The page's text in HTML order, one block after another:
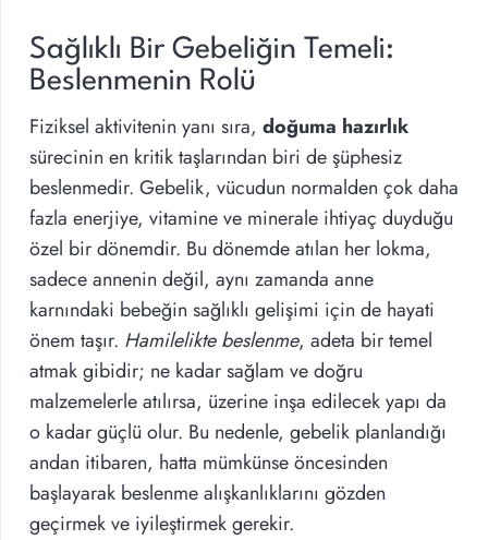
Sağlıklı Bir Gebeliğin Temeli:
Beslenmenin Rolü
Fiziksel aktivitenin yanı sıra, doğuma hazırlık
sürecinin en kritik taşlarından biri de şüphesiz
beslenmedir. Gebelik, vücudun normalden çok daha
fazla enerjiye, vitamine ve minerale ihtiyaç duyduğu
özel bir dönemdir. Bu dönemde atılan her lokma,
sadece annenin değil, aynı zamanda anne
karnındaki bebeğin sağlıklı gelişimi için de hayati
önem taşır. Hamilelikte beslenme, adeta bir temel
atmak gibidir; ne kadar sağlam ve doğru
malzemelerle atılırsa, üzerine inşa edilecek yapı da
o kadar güçlü olur. Bu nedenle, gebelik planlandığı
andan itibaren, hatta mümkünse öncesinden
başlayarak beslenme alışkanlıklarını gözden
geçirmek ve iyileştirmek gerekir.